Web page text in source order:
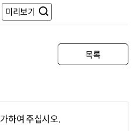
미리보기
목록
하여 주십시오.